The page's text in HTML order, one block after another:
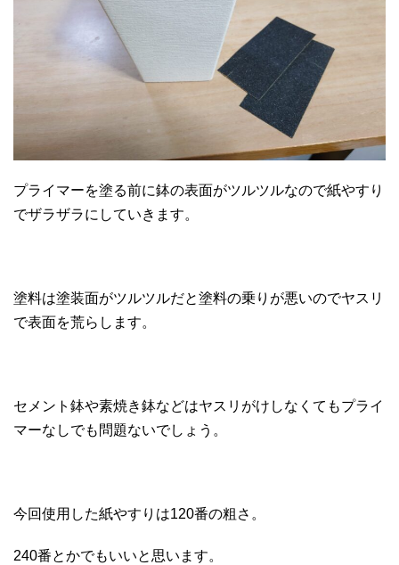
プライマーを塗る前に鉢の表面がツルツルなので紙やすり
でザラザラにしていきます。
塗料は塗装面がツルツルだと塗料の乗りが悪いのでヤスリ
で表面を荒らします。
セメント鉢や素焼き鉢などはヤスリがけしなくてもプライ
マーなしでも問題ないでしょう。
今回使用した紙やすりは120番の粗さ。
240番とかでもいいと思います。